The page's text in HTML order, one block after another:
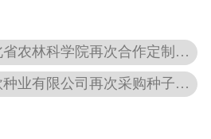
联系我们 上一条：2021年河北省农林科学院再次合作定制采购锯优轧花机MJS-20型！
下一条：2021年国欣种业有限公司再次采购种子包衣机等！